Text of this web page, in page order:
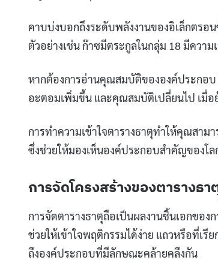
คาบบ่งบอกถึงระดับพลังงานของอิเล็กตร
ตัวอย่างเช่น ก๊าซมีตระกูลในกลุ่ม 18 มีความ
หากต้องการอ่านคุณสมบัติขององค์ประกอบ
อะตอมเพิ่มขึ้น และคุณสมบัติเปลี่ยนไป เมื่
การทำความเข้าใจตารางธาตุทำให้คุณสา
ซึ่งช่วยให้มองเห็นองค์ประกอบสำคัญของโล
การจัดโครงสร้างของตารางธา
การจัดตารางธาตุถือเป็นผลงานชิ้นเอกขอ
ช่วยให้เข้าใจพฤติกรรมได้ง่าย แถวหรือที่เ
ถึงองค์ประกอบที่มีลักษณะคล้ายคลึงกัน